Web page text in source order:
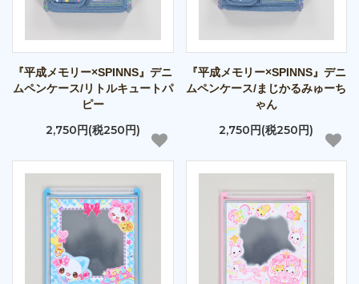
『平成メモリー×SPINNS』デニ
ムペンケース/リトルキュートパ
ピー
2,750円(税250円)
『平成メモリー×SPINNS』デニ
ムペンケース/まじかるみゅーち
ゃん
2,750円(税250円)